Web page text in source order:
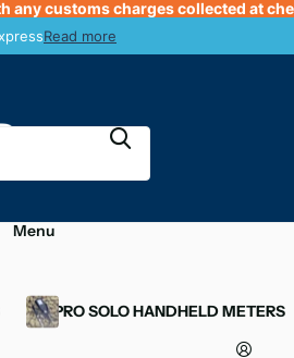
any customs charges collected at
Read more
Menu
YSI PRO SOLO HANDHELD METERS